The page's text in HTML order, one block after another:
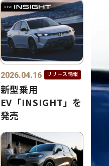
2026.04.16 リリース情報
新型乗用
EV「INSIGHT」を
発売